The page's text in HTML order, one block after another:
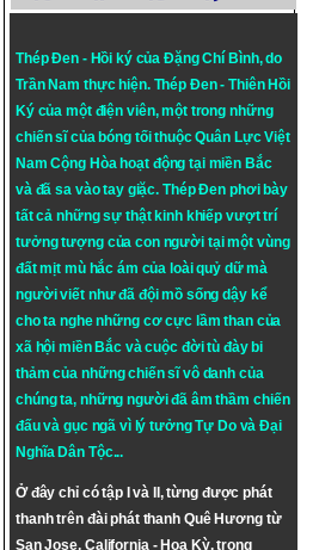
Thép Đen - Hồi ký của Đặng Chí Bình, do
Trần Nam thực hiện. Thép Đen- Thiên Hồi
Ký của một điện viên, một trong những
chiến sĩ của bóng tối thuộc Quân Lực Việt
Nam Cộng Hòa hoạt động tại miền Bắc
và đã sa vào tay giặc. Thép Đen phơi bày
tất cả những sự thật kinh khiếp vượt trí
tưởng tượng của con người tại một vùng
đất mịt mù hắc ám của loài quỷ dữ mà
người viết như đã đội mồ sống dậy kể
cho ta nghe những cơ cực lầm than của
xã hội miền Bắc và cuộc đời tù đày bi
thảm của những chiến sĩ vô danh của
chúng ta, những người đã âm thầm chiến
đấu và gục ngã vì lý tưởngTự DovàĐại
Nghĩa Dân Tộc...
Ở đây chỉ có tập I và II, từng được phát
thanh trên đài phát thanh Quê Hương từ
San Jose, California - Hoa Kỳ, trong